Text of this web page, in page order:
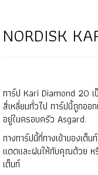
NORDISK
ทาร์ป Kari Diamond 20 เ
สี่เหลี่ยมทั่วไป ทาร์ปนี้ถูกออ
อยู่ในครอบครัว Asgard.
กางทาร์ปนี้ที่ทางเข้าของเต็
เเดดเเละฝนให้กับคุณด้วย
เต็นท์